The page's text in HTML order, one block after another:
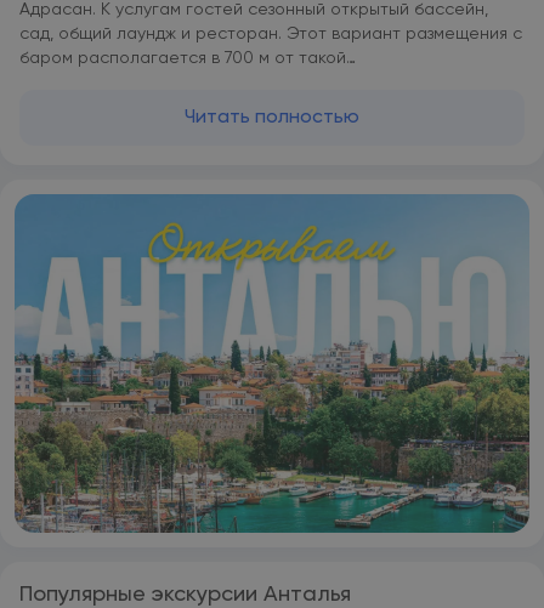
Адрасан. К услугам гостей сезонный открытый бассейн,
сад, общий лаундж и ресторан. Этот вариант размещения с
баром располагается в 700 м от такой
распоряжении гостей общая кухня, доставка еды и
принадлежностями, а среди прочих удобств — телевизор и
кондиционер. В определенных номерах имеется гостиная
зона. В распоряжении всех гостей платяной шкаф и чайник.
Гостям Papirus Hotel предоставляется континентальный
завтрак или халяльный завтрак. К услугам гостей Papirus
Hotel — терраса для загара. К услугам гостей отеля прокат
велосипедов и аренда автомобилей. В окрестностях
популярно заниматься велосипедными прогулками. Papirus
Hotel располагается на расстоянии 25 км и 40 км
соответственно от таких достопримечательностей, как
Химера и Порт Сетур Финике. Аэропорт Анталья находится
в 103 км. Предоставляется платный трансфер от/до
аэропорта.
Читать полностью
Популярные экскурсии Анталья